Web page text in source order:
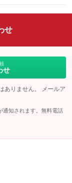
せ
せ
ありません。 メールア
通知されます。無料電話